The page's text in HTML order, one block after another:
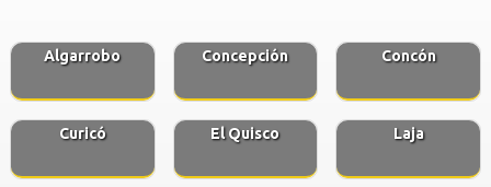
Algarrobo Concepción Concón
Curicó El Quisco Laja